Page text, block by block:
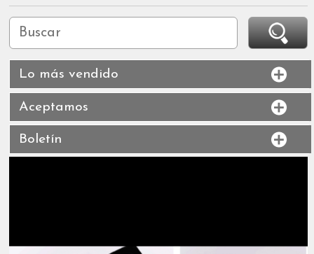
Lo más vendido
Aceptamos
Boletín